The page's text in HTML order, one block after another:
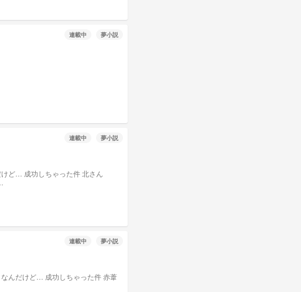
連載中 夢小説
連載中 夢小説
連載中 夢小説